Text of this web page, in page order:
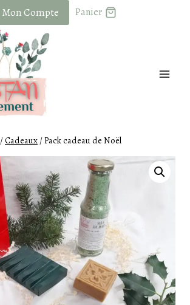
Mon Compte Panier
/Cadeaux /Pack cadeau de Noël